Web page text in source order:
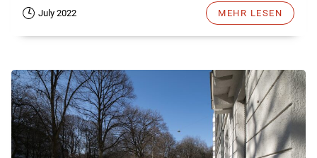
July 2022 MEHR LESEN